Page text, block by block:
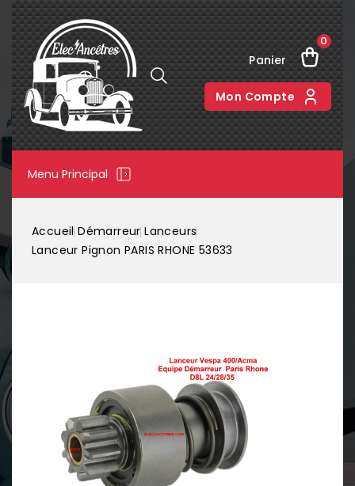
Panier
0
Mon Compte
Menu Principal
Accueil Démarreur Lanceurs
Lanceur Pignon PARIS RHONE 53633